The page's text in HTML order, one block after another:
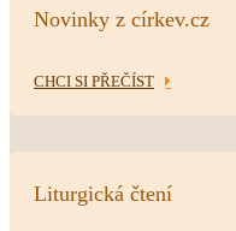
Novinky z církev.cz
CHCI SI PŘEČÍST
Liturgická čtení